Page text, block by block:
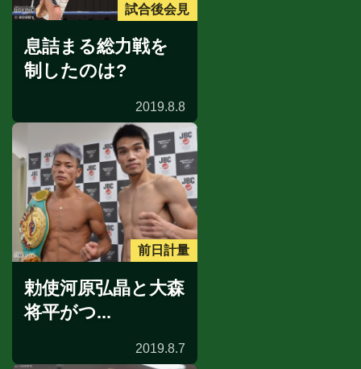
試合後会見
息詰まる総力戦を
制したのは?
2019.8.8
前日計量
勅使河原弘晶と大森
将平がつ...
2019.8.7